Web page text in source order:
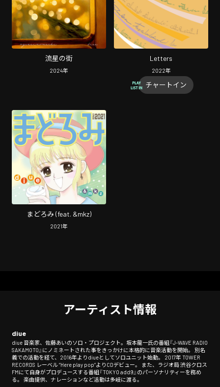
流星の街
2024年
Letters
2022年
チャートイン
まどろみ (feat. &mkz)
2021年
アーティスト情報
diue
diue 音楽家、佐藤あいのソロ・プロジェクト。坂本龍一氏の番組『J-WAVE RADIO
SAKAMOTO』にノミネートされた事をきっかけに本格的に音楽活動を開始。 別名
義での活動を経て、2016年よりdiueとしてソロユニット始動。 2017年 TOWER
RECORDS レーベル “Here play pop”よりCDデビュー。 また、ラジオ局 渋谷クロス
FMにて自身がプロデュースする番組『TOKYO add9』のパーソナリティーを務め
る。 楽曲提供、ナレーションなど活動は多岐に渡る。